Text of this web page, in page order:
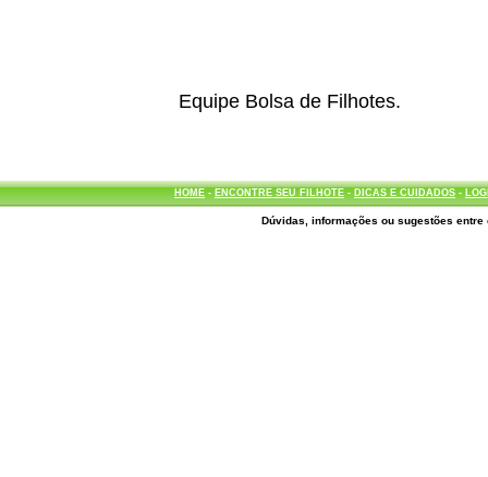
Equipe Bolsa de Filhotes.
HOME- ENCONTRE SEU FILHOTE- DICAS E CUIDADOS-
Dúvidas, informações ou sugestões